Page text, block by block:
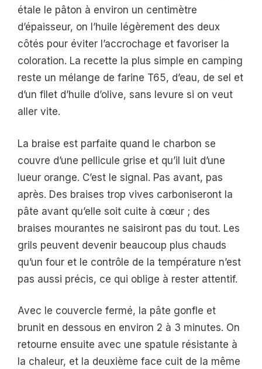
étale le pâton à environ un centimètre
d’épaisseur, on l’huile légèrement des deux
côtés pour éviter l’accrochage et favoriser la
coloration. La recette la plus simple en camping
reste un mélange de farine T65, d’eau, de sel et
d’un filet d’huile d’olive, sans levure si on veut
aller vite.
La braise est parfaite quand le charbon se
couvre d’une pellicule grise et qu’il luit d’une
lueur orange. C’est le signal. Pas avant, pas
après. Des braises trop vives carboniseront la
pâte avant qu’elle soit cuite à cœur ; des
braises mourantes ne saisiront pas du tout. Les
grils peuvent devenir beaucoup plus chauds
qu’un four et le contrôle de la température n’est
pas aussi précis, ce qui oblige à rester attentif.
Avec le couvercle fermé, la pâte gonfle et
brunit en dessous en environ 2 à 3 minutes. On
retourne ensuite avec une spatule résistante à
la chaleur, et la deuxième face cuit de la même